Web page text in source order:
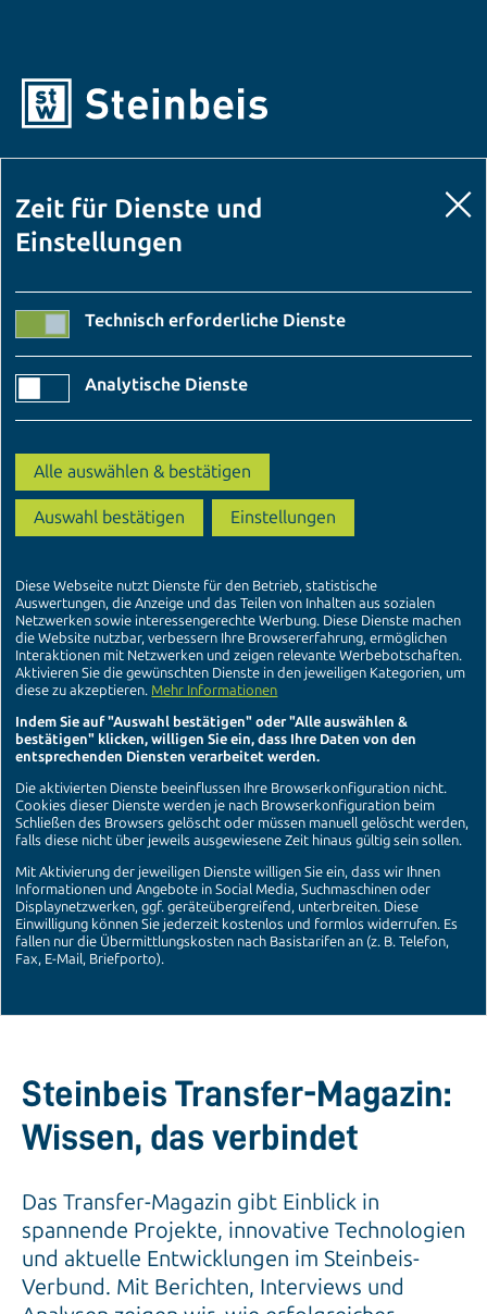
Steinbeis Transfer-Magazin:
Wissen, das verbindet
Das Transfer-Magazin gibt Einblick in
spannende Projekte, innovative Technologien
und aktuelle Entwicklungen im Steinbeis-
Verbund. Mit Berichten, Interviews und